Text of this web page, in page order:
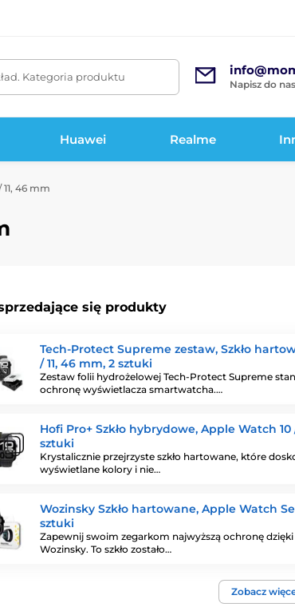
Kategoria produktu
Napisz do nas
Huawei Realme
46 mm
się produkty
Tech-Protect Supreme zestaw, Szkło
/ 11, 46 mm, 2 sztuki
Zestaw folii hydrożelowej Tech-Protect Supreme
ochronę wyświetlacza smartwatcha.…
Hofi Pro+ Szkło hybrydowe, Apple Watch 10
sztuki
Krystalicznie przejrzyste szkło hartowane, które
wyświetlane kolory i nie…
Wozinsky Szkło hartowane, Apple Watch
sztuki
Zapewnij swoim zegarkom najwyższą ochronę
Wozinsky. To szkło zostało…
Zobacz